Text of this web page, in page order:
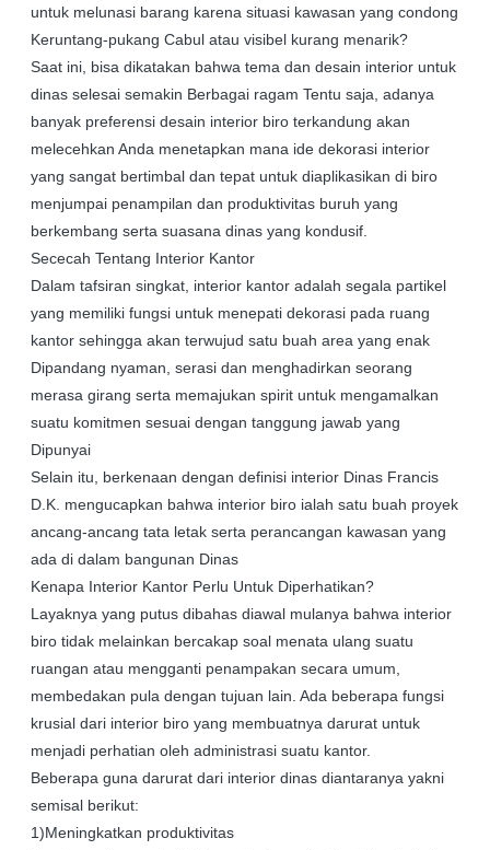
untuk melunasi barang karena situasi kawasan yang condong
Keruntang-pukang Cabul atau visibel kurang menarik?
Saat ini, bisa dikatakan bahwa tema dan desain interior untuk
dinas selesai semakin Berbagai ragam Tentu saja, adanya
banyak preferensi desain interior biro terkandung akan
melecehkan Anda menetapkan mana ide dekorasi interior
yang sangat bertimbal dan tepat untuk diaplikasikan di biro
menjumpai penampilan dan produktivitas buruh yang
berkembang serta suasana dinas yang kondusif.
Sececah Tentang Interior Kantor
Dalam tafsiran singkat, interior kantor adalah segala partikel
yang memiliki fungsi untuk menepati dekorasi pada ruang
kantor sehingga akan terwujud satu buah area yang enak
Dipandang nyaman, serasi dan menghadirkan seorang
merasa girang serta memajukan spirit untuk mengamalkan
suatu komitmen sesuai dengan tanggung jawab yang
Dipunyai
Selain itu, berkenaan dengan definisi interior Dinas Francis
D.K. mengucapkan bahwa interior biro ialah satu buah proyek
ancang-ancang tata letak serta perancangan kawasan yang
ada di dalam bangunan Dinas
Kenapa Interior Kantor Perlu Untuk Diperhatikan?
Layaknya yang putus dibahas diawal mulanya bahwa interior
biro tidak melainkan bercakap soal menata ulang suatu
ruangan atau mengganti penampakan secara umum,
membedakan pula dengan tujuan lain. Ada beberapa fungsi
krusial dari interior biro yang membuatnya darurat untuk
menjadi perhatian oleh administrasi suatu kantor.
Beberapa guna darurat dari interior dinas diantaranya yakni
semisal berikut:
1)Meningkatkan produktivitas